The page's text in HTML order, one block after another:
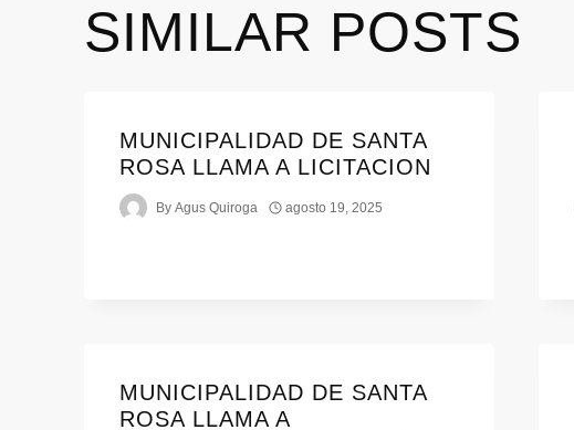
SIMILAR POSTS
MUNICIPALIDAD DE SANTA
ROSA LLAMA A LICITACION
By Agus Quiroga agosto 19, 2025
MUNICIPALIDAD DE SANTA
ROSA LLAMA A